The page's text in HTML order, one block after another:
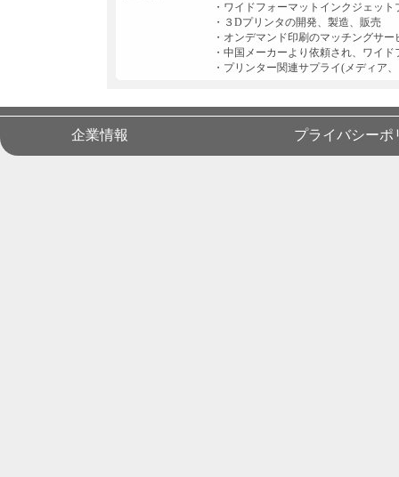
・ワイドフォーマットインクジェッ
・３Dプリンタの開発、製造、販売
・オンデマンド印刷のマッチングサー
・中国メーカーより依頼され、ワイ
・プリンター関連サプライ(メディア
企業情報 プライバシーポ